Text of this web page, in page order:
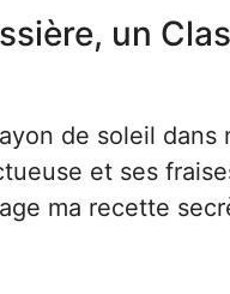
un
de soleil dans
et ses
ma recette